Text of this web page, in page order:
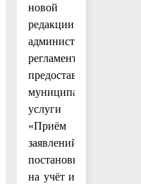
новой
редакции
административного
регламента
предоставления
муниципальной
услуги
«Приём
заявлений,
постановка
на учёт и